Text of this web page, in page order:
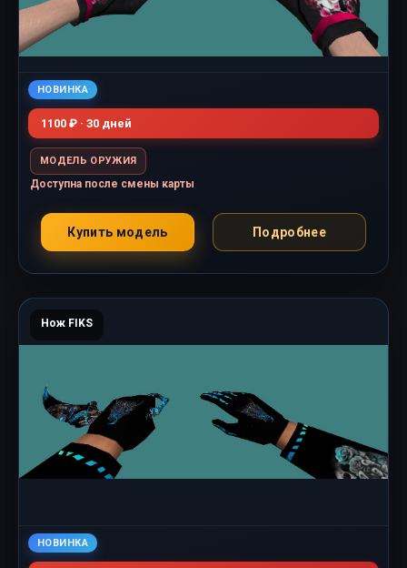
НОВИНКА
1100 ₽ · 30 дней
МОДЕЛЬ ОРУЖИЯ
Доступна после смены карты
Купить модель Подробнее
Нож FIKS
НОВИНКА